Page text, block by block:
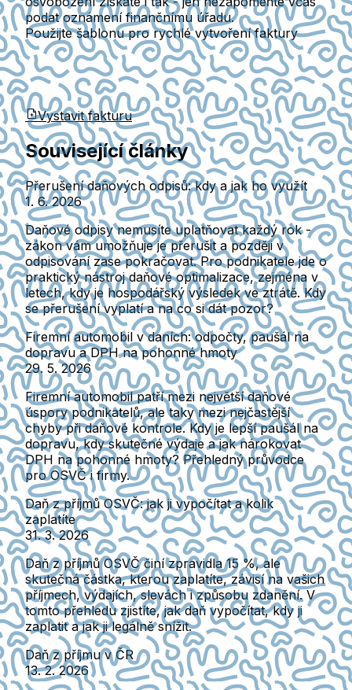
podat oznámení finančnímu úřadu.
Použijte šablonu pro rychlé vytvoření faktury
Vystavit fakturu
Související články
Přerušení daňových odpisů: kdy a jak ho využít
1. 6. 2026
Daňové odpisy nemusíte uplatňovat každý rok -
zákon vám umožňuje je přerušit a později v
odpisování zase pokračovat. Pro podnikatele jde o
praktický nástroj daňové optimalizace, zejména v
letech, kdy je hospodářský výsledek ve ztrátě. Kdy
se přerušení vyplatí a na co si dát pozor?
Firemní automobil v daních: odpočty, paušál na
dopravu a DPH na pohonné hmoty
29. 5. 2026
Firemní automobil patří mezi největší daňové
úspory podnikatelů, ale taky mezi nejčastější
chyby při daňové kontrole. Kdy je lepší paušál na
dopravu, kdy skutečné výdaje a jak nárokovat
DPH na pohonné hmoty? Přehledný průvodce
pro OSVČ i firmy.
Daň z příjmů OSVČ: jak ji vypočítat a kolik
zaplatíte
31. 3. 2026
Daň z příjmů OSVČ činí zpravidla 15 %, ale
skutečná částka, kterou zaplatíte, závisí na vašich
příjmech, výdajích, slevách i způsobu zdanění. V
tomto přehledu zjistíte, jak daň vypočítat, kdy ji
zaplatit a jak ji legálně snížit.
Daň z příjmu v ČR
13. 2. 2026